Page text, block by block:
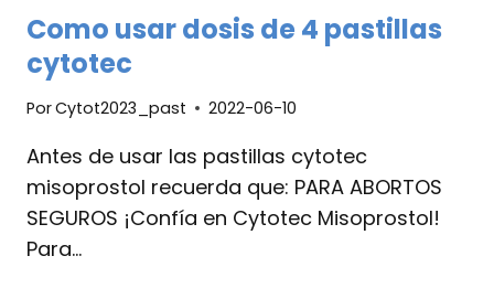
Como usar dosis de 4 pastillas
cytotec
PorCytot2023_past 2022-06-10
Antes de usar las pastillas cytotec
misoprostol recuerda que: PARA ABORTOS
SEGUROS ¡Confía en Cytotec Misoprostol!
Para…